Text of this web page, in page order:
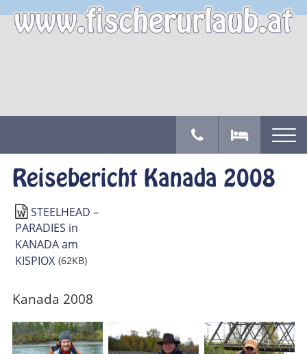
Reisebericht Kanada 2008
STEELHEAD –
PARADIES in
KANADA am
KISPIOX (62KB)
Kanada 2008